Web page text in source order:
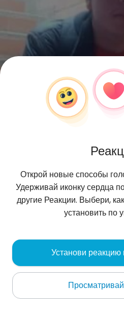
FrukoCamilo
Cúcuta
Oбо мне
Открой новые способы
Удерживай иконку сердца
другие Реакции. Выбери,
установить по
Установи